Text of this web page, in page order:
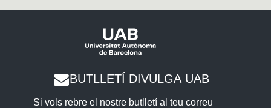
BUTLLETÍ DIVULGA UAB
Si vols rebre el nostre butlletí al teu correu